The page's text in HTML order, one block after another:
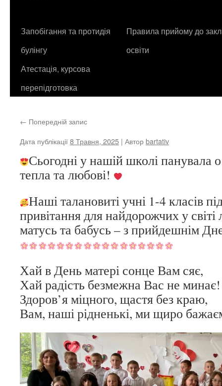
Запобігання та протидія
булінгу
Правила прийому до
освіти
Атестація, курсова
перепідготовка
← Попередній запис
Дата публікації8 Травня, 2025 | Авторbartativ
Сьогодні у нашій школі панувала
тепла та любові!
Наші талановиті учні 1-4 класів
привітання для найдорожчих у
матусь та бабусь – з прийдешнім
Хай в День матері сонце Вам сяє,
Хай радість безмежна Вас не минає!
Здоров’я міцного, щастя без краю,
Вам, наші рідненькі, ми щиро